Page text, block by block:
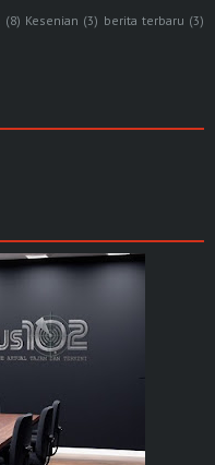
(8) Kesenian (3) berita terbaru (3)